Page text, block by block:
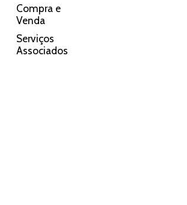
Compra e
Venda
Serviços
Associados